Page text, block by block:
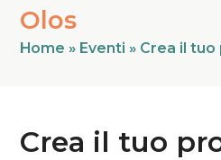
Olos
Home » Eventi » Crea il
Crea il tuo